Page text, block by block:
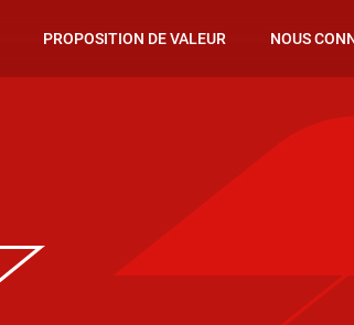
PROPOSITION DE VALEUR NOUS